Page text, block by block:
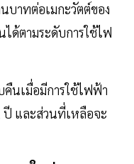
บาทต่อเมกะวัตต์ของ
ด้ตามระดับการใช้ไฟ
นเมื่อมีการใช้ไฟฟ้า
ปี และส่วนที่เหลือจะ